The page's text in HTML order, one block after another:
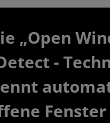
„Open
-